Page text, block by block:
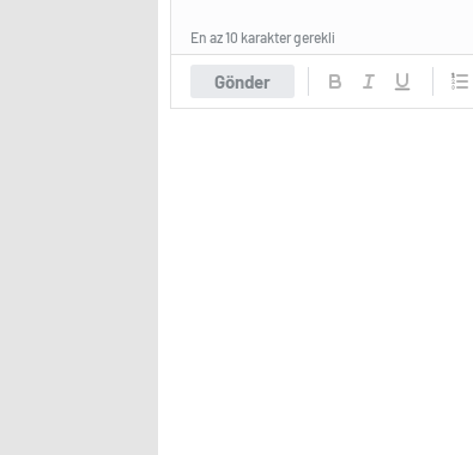
Gönder
En az 10 karakter gerekli